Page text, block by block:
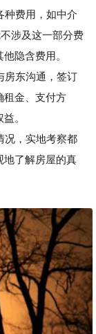
费用，如中介
涉及这一部分费
隐含费用。
东沟通，签订
租金、支付方
。
，实地考察都
地了解房屋的真